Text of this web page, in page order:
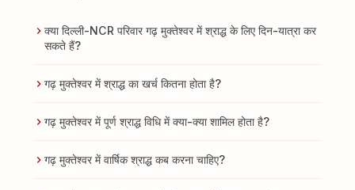
क्या दिल्ली-NCR परिवार गढ़ मुक्तेश्वर में श्राद्ध के लिए दिन-यात्रा कर
सकते हैं?
गढ़ मुक्तेश्वर में श्राद्ध का खर्च कितना होता है?
गढ़ मुक्तेश्वर में पूर्ण श्राद्ध विधि में क्या-क्या शामिल होता है?
गढ़ मुक्तेश्वर में वार्षिक श्राद्ध कब करना चाहिए?